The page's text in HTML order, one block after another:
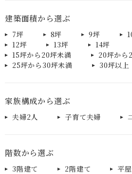
建築面積から選ぶ
7坪 8坪 9坪
12坪
13坪
14坪
15坪から20坪未満
20坪から
25坪から30坪未満
30坪以上
家族構成から選ぶ
夫婦2人 子育て夫婦
階数から選ぶ
3階建て 2階建て 平屋